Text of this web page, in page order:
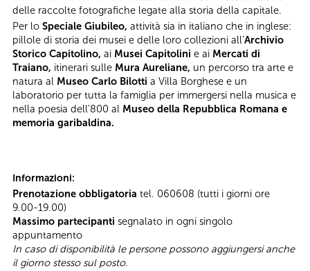
delle raccolte fotografiche legate alla storia della capitale.
Per lo Speciale Giubileo, attività sia in italiano che in inglese:
pillole di storia dei musei e delle loro collezioni all’Archivio
Storico Capitolino, ai Musei Capitolini e ai Mercati di
Traiano, itinerari sulle Mura Aureliane, un percorso tra arte e
natura al Museo Carlo Bilotti a Villa Borghese e un
laboratorio per tutta la famiglia per immergersi nella musica e
nella poesia dell’800 al Museo della Repubblica Romana e
memoria garibaldina.
Informazioni:
Prenotazione obbligatoria tel. 060608 (tutti i giorni ore
9.00-19.00)
Massimo partecipanti segnalato in ogni singolo
appuntamento
In caso di disponibilità le persone possono aggiungersi anche
il giorno stesso sul posto.